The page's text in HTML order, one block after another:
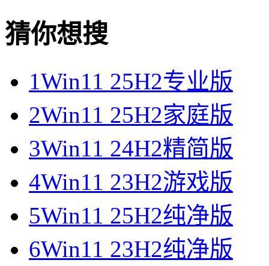
猜你想搜
1Win11 25H2专业版
2Win11 25H2家庭版
3Win11 24H2精简版
4Win11 23H2游戏版
5Win11 25H2纯净版
6Win11 23H2纯净版